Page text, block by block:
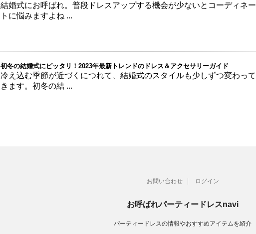
結婚式にお呼ばれ。普段ドレスアップする機会が少ないとコーディネー
トに悩みますよね ...
初冬の結婚式にピッタリ！2023年最新トレンドのドレス＆アクセサリーガイド
冷え込む季節が近づくにつれて、結婚式のスタイルも少しずつ変わって
きます。初冬の結 ...
お問い合わせ ログイン
お呼ばれパーティードレスnavi
パーティードレスの情報やおすすめアイテムを紹介